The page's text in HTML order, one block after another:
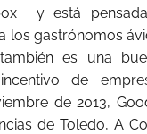
y está
los gastrónomos
es una
de
de 2013,
de Toledo, A